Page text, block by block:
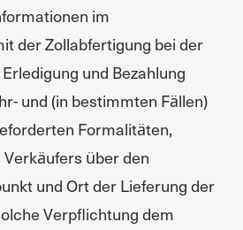
im
der Zollabfertigung bei der
und Bezahlung
und (in bestimmten Fällen)
Formalitäten,
über den
und Ort der Lieferung der
Verpflichtung dem